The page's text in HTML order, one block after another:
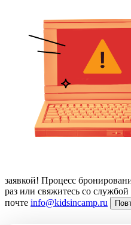
заявкой! Процесс
раз или свяжитесь со
почте info@kidsincamp.ru